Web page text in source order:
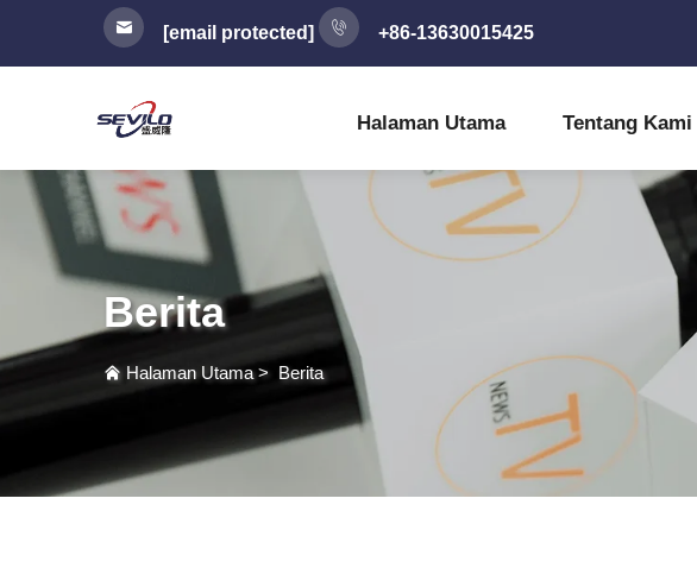
[email protected] +86-13630015425
Halaman Utama Tentang Kami
Berita
Halaman Utama> Berita